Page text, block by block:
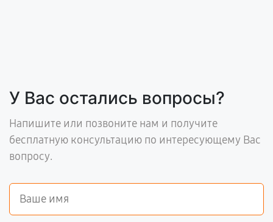
У Вас остались вопросы?
Напишите или позвоните нам и получите
бесплатную консультацию по интересующему Вас
вопросу.